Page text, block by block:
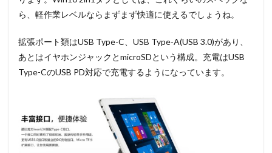
ら、軽作業レベルならまずまず快適に使えるでしょうね。
拡張ポート類はUSB Type-C、USB Type-A(USB 3.0)があり、
あとはイヤホンジャックとmicroSDという構成。充電はUSB
Type-CのUSB PD対応で充電するようになっています。